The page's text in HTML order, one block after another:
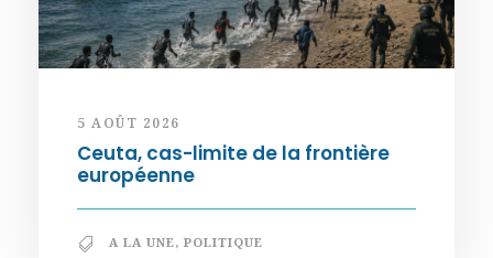
5 AOÛT 2026
Ceuta, cas-limite de la frontière
européenne
A LA UNE, POLITIQUE